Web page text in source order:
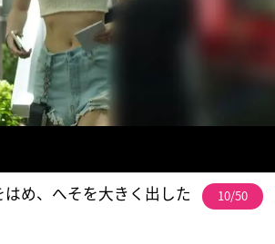
め、へそを大きく出した
10/50